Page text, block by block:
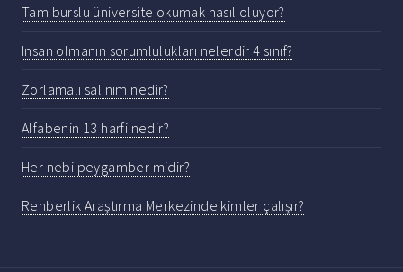
Tam burslu üniversite okumak nasıl oluyor?
Insan olmanın sorumlulukları nelerdir 4 sınıf?
Zorlamalı salınım nedir?
Alfabenin 13 harfi nedir?
Her nebi peygamber midir?
Rehberlik Araştırma Merkezinde kimler çalışır?